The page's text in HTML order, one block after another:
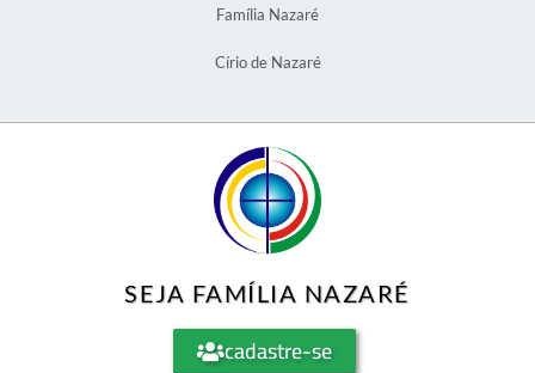
Família Nazaré
Círio de Nazaré
SEJA FAMÍLIA NAZARÉ
cadastre-se